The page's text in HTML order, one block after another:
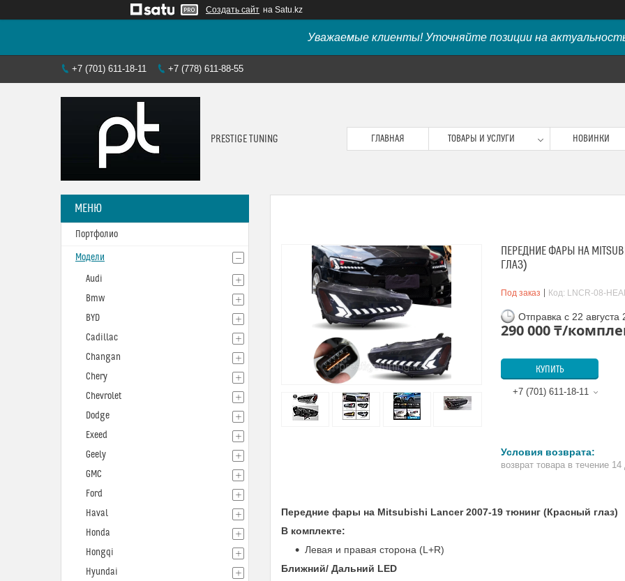
Создать сайт на Satu.kz
Уважаемые клиенты! Уточняйте позиции на
+7 (701) 611-18-11 +7 (778) 611-88-55
PRESTIGE TUNING ГЛАВНАЯ ТОВАРЫ И УСЛУГИ НОВИНКИ
ПЕРЕДНИЕ ФАРЫ НА
ГЛАЗ)
Под заказ Код: LNCR-08-
Отправка с 22 августа
290 000 ₸/
КУПИТЬ
+7 (701) 611-18-11
возврат товара в течение 14
Передние фары на Mitsubishi Lancer 2007-19 тюнинг (Красный глаз)
В комплекте:
Левая и правая сторона (L+R)
Ближний/ Дальний LED
Портфолио
Модели
Audi
Bmw
BYD
Cadillac
Changan
Chery
Chevrolet
Dodge
Exeed
Geely
GMC
Ford
Haval
Honda
Hongqi
Hyundai